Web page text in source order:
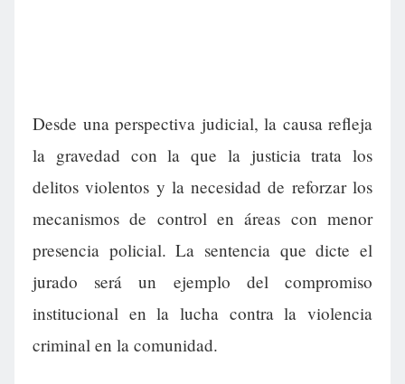
Desde una perspectiva judicial, la causa refleja
la gravedad con la que la justicia trata los
delitos violentos y la necesidad de reforzar los
mecanismos de control en áreas con menor
presencia policial. La sentencia que dicte el
jurado será un ejemplo del compromiso
institucional en la lucha contra la violencia
criminal en la comunidad.